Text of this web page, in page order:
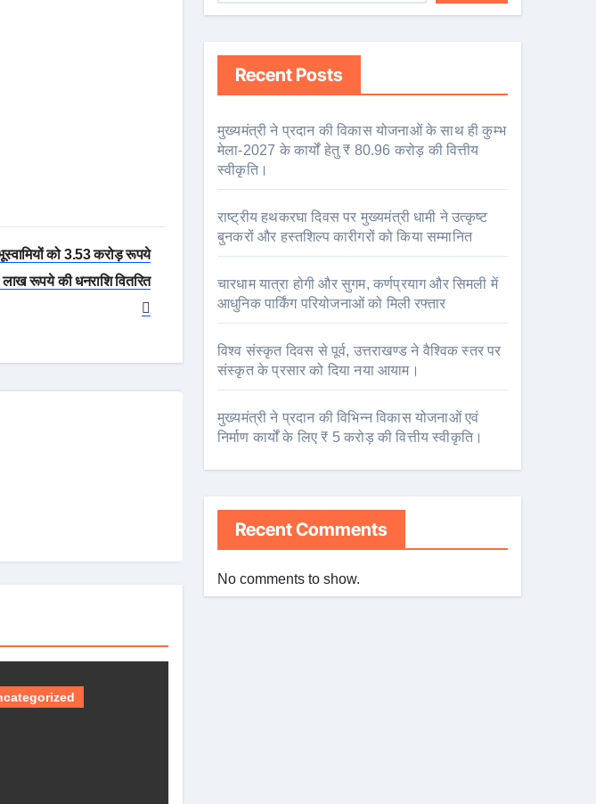
को 3.53 करोड़ रूपये
रूपये की धनराशि वितरित
Recent Posts
मुख्यमंत्री ने प्रदान की विकास योजनाओं के साथ ही कुम्भ
मेला-2027 के कार्यों हेतु ₹ 80.96 करोड़ की वित्तीय
स्वीकृति।
राष्ट्रीय हथकरघा दिवस पर मुख्यमंत्री धामी ने उत्कृष्ट
बुनकरों और हस्तशिल्प कारीगरों को किया सम्मानित
चारधाम यात्रा होगी और सुगम, कर्णप्रयाग और सिमली में
आधुनिक पार्किंग परियोजनाओं को मिली रफ्तार
विश्व संस्कृत दिवस से पूर्व, उत्तराखण्ड ने वैश्विक स्तर पर
संस्कृत के प्रसार को दिया नया आयाम।
मुख्यमंत्री ने प्रदान की विभिन्न विकास योजनाओं एवं
निर्माण कार्यों के लिए ₹ 5 करोड़ की वित्तीय स्वीकृति।
Recent Comments
No comments to show.